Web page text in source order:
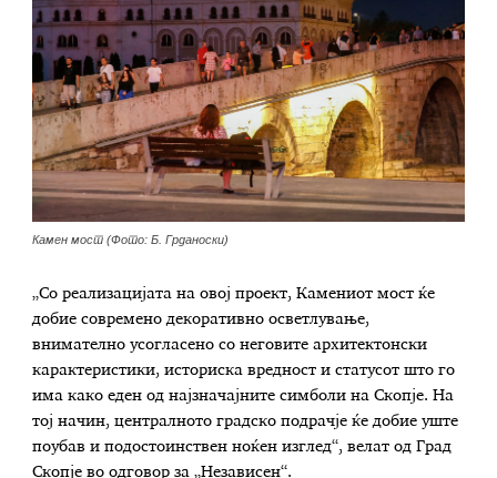
Камен мост (Фото: Б. Грданоски)
„Со реализацијата на овој проект, Камениот мост ќе
добие современо декоративно осветлување,
внимателно усогласено со неговите архитектонски
карактеристики, историска вредност и статусот што го
има како еден од најзначајните симболи на Скопје. На
тој начин, централното градско подрачје ќе добие уште
поубав и подостоинствен ноќен изглед“, велат од Град
Скопје во одговор за „Независен“.